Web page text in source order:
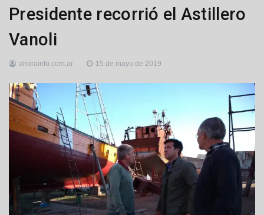
Puerto
Quequén
Presidente recorrió el Astillero
Vanoli
ahorainfo.com.ar 15 de mayo de 2019